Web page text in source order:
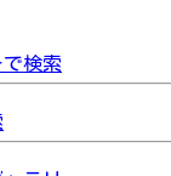
検索